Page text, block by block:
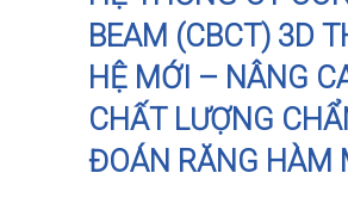
BEAM (CBCT) 3D
HỆ MỚI – NÂNG
CHẤT LƯỢNG
ĐOÁN RĂNG HÀM